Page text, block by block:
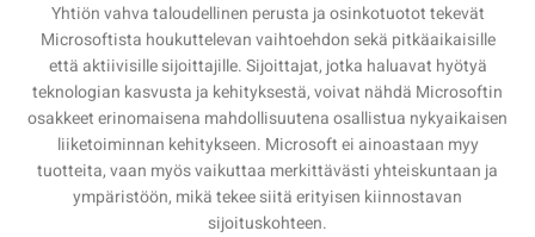
Yhtiön vahva taloudellinen perusta ja osinkotuotot tekevät
Microsoftista houkuttelevan vaihtoehdon sekä pitkäaikaisille
että aktiivisille sijoittajille. Sijoittajat, jotka haluavat hyötyä
teknologian kasvusta ja kehityksestä, voivat nähdä Microsoftin
osakkeet erinomaisena mahdollisuutena osallistua nykyaikaisen
liiketoiminnan kehitykseen. Microsoft ei ainoastaan myy
tuotteita, vaan myös vaikuttaa merkittävästi yhteiskuntaan ja
ympäristöön, mikä tekee siitä erityisen kiinnostavan
sijoituskohteen.